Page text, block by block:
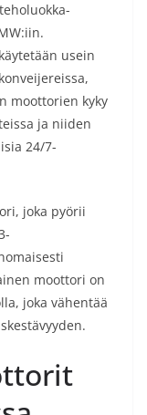
usein
moottorien kyky
ja niiden
24/7-
joka pyörii
moottori on
joka vähentää